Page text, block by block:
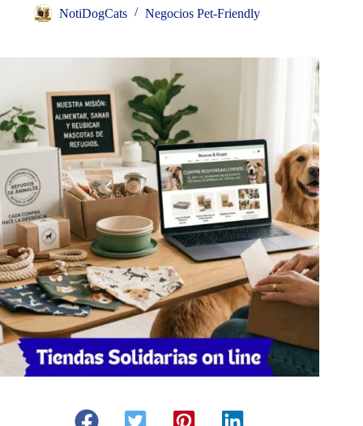
NotiDogCats Negocios Pet-Friendly